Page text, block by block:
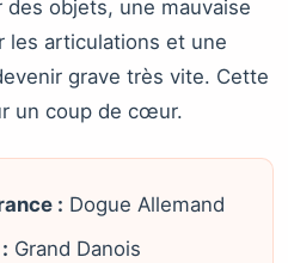
objets, une mauvaise
les articulations et une
grave très vite. Cette
un coup de cœur.
: Dogue Allemand
Grand Danois